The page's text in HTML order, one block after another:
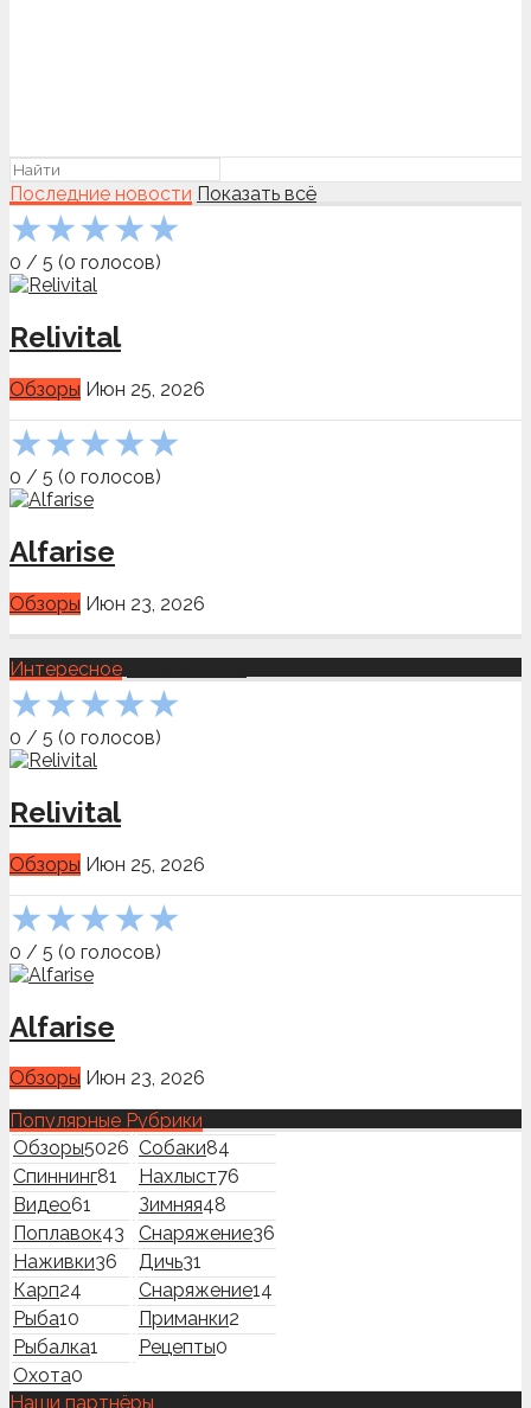
Последние новости Показать всё
★★★★★
0 / 5 (0 голосов)
Relivital
Обзоры Июн 25, 2026
★★★★★
0 / 5 (0 голосов)
Alfarise
Обзоры Июн 23, 2026
Интересное
★★★★★
0 / 5 (0 голосов)
Relivital
Обзоры Июн 25, 2026
★★★★★
0 / 5 (0 голосов)
Alfarise
Обзоры Июн 23, 2026
Популярные Рубрики
Обзоры5026 Собаки84
Спиннинг81 Нахлыст76
Видео61 Зимняя48
Поплавок43 Снаряжение36
Наживки36 Дичь31
Карп24 Снаряжение14
Рыба10 Приманки2
Рыбалка1 Рецепты0
Охота0
Наши партнёры